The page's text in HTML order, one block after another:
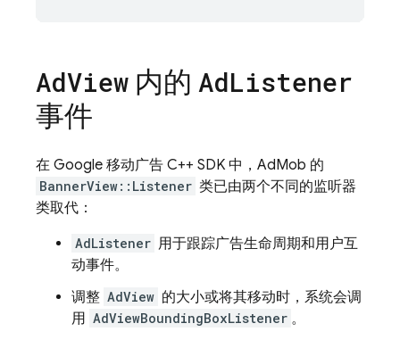
AdView 内的 AdListener
事件
在 Google 移动广告 C++ SDK 中，AdMob 的
BannerView::Listener 类已由两个不同的监听器
类取代：
AdListener 用于跟踪广告生命周期和用户互
动事件。
调整 AdView 的大小或将其移动时，系统会调
用 AdViewBoundingBoxListener 。